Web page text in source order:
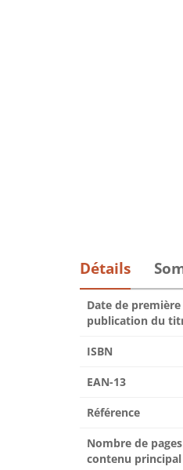
Détails
Date de première
publication du
ISBN
EAN-13
Référence
Nombre de
contenu principal